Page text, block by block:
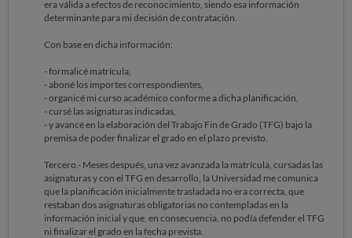
era válida a efectos de reconocimiento, siendo esa información
determinante para mi decisión de contratación.
Con base en dicha información:
- formalicé matrícula,
- aboné los importes correspondientes,
- organicé mi curso académico conforme a dicha planificación,
- cursé las asignaturas indicadas,
- y avancé en la elaboración del Trabajo Fin de Grado (TFG) bajo la
premisa de poder finalizar el grado en el plazo previsto.
Tercero.- Meses después, una vez avanzada la matrícula, cursadas las
asignaturas y con el TFG en desarrollo, la Universidad me comunica
que la planificación inicialmente trasladada no era correcta, que
restaban dos asignaturas obligatorias no contempladas en la
información inicial y que, en consecuencia, no podía defender el TFG
ni finalizar el grado en la fecha prevista.